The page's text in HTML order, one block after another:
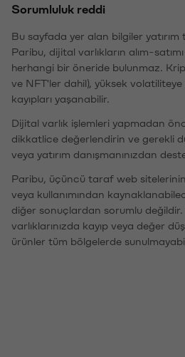
Sorumluluk reddi
Bu sayfada yer alan bilgiler yatırım
Paribu, dijital varlıkların alım-
herhangi bir öneride bulunmaz.
ve NFT'ler dahil), yüksek
kayıpları yaşanabilir.
Dijital varlık işlemleri yapmadan
dikkatlice değerlendirin ve gerekli
veya yatırım danışmanınızdan
Paribu, üçüncü taraf web
veya kullanımından
diğer sonuçlardan sorumlu değildir.
varlıklarınızda kayıp veya değer
ürünler tüm bölgelerde